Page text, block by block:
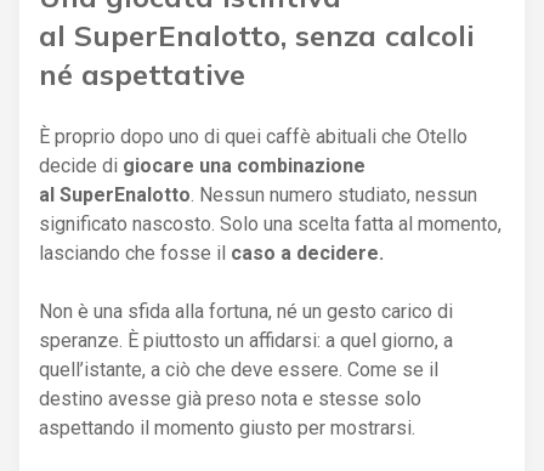
al SuperEnalotto, senza calcoli
né aspettative
È proprio dopo uno di quei caffè abituali che Otello
decide di giocare una combinazione
al SuperEnalotto . Nessun numero studiato, nessun
significato nascosto. Solo una scelta fatta al momento,
lasciando che fosse il caso a decidere.
Non è una sfida alla fortuna, né un gesto carico di
speranze. È piuttosto un affidarsi: a quel giorno, a
quell’istante, a ciò che deve essere. Come se il
destino avesse già preso nota e stesse solo
aspettando il momento giusto per mostrarsi.